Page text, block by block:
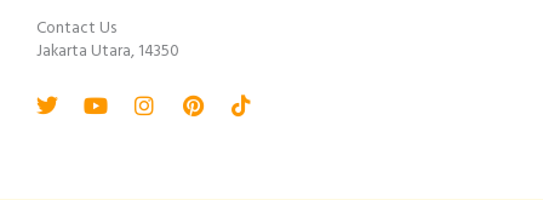
Contact Us
Jakarta Utara, 14350
TwitterYoutubeInstagram
PinterestTiktok